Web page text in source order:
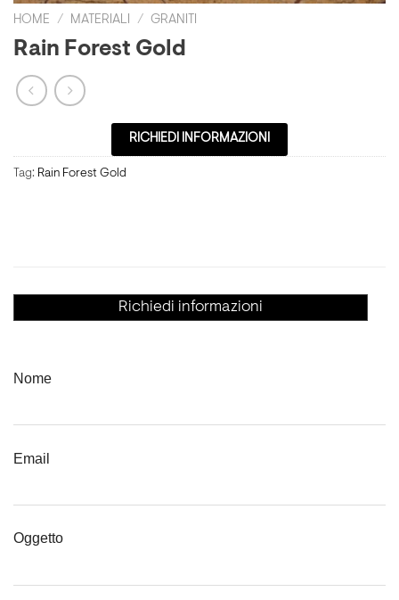
HOME / MATERIALI / GRANITI
Rain Forest Gold
RICHIEDI INFORMAZIONI
Tag: Rain Forest Gold
Richiedi informazioni
Nome
Email
Oggetto